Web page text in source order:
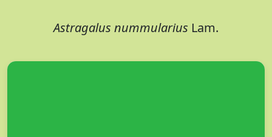
Astragalus nummularius Lam.